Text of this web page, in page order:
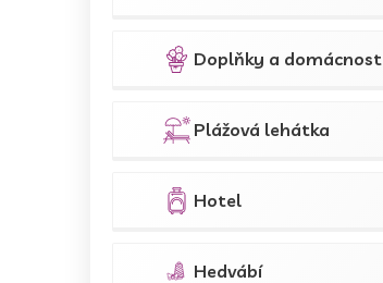
Doplňky a domácnost
Plážová lehátka
Hotel
Hedvábí